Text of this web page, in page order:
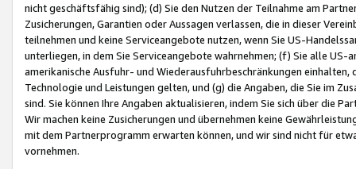
nicht geschäftsfähig sind); (d) Sie den Nutzen der Teilnahme am
Zusicherungen, Garantien oder Aussagen verlassen, die in dieser
teilnehmen und keine Serviceangebote nutzen, wenn Sie US-
unterliegen, in dem Sie Serviceangebote wahrnehmen; (f) Sie alle
amerikanische Ausfuhr- und Wiederausfuhrbeschränkungen
Technologie und Leistungen gelten, und (g) die Angaben, die Sie im
sind. Sie können Ihre Angaben aktualisieren, indem Sie sich über die
Wir machen keine Zusicherungen und übernehmen keine
mit dem Partnerprogramm erwarten können, und wir sind nicht für
vornehmen.